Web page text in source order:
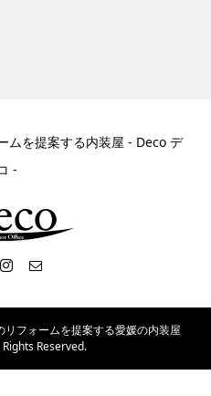
ムを提案する内装屋 - Deco デ
-
リフォームを提案する愛媛の内装屋
Reserved.